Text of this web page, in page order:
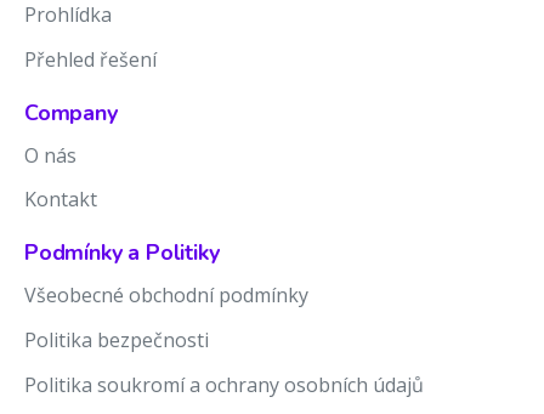
Prohlídka
Přehled řešení
Company
O nás
Kontakt
Podmínky a Politiky
Všeobecné obchodní podmínky
Politika bezpečnosti
Politika soukromí a ochrany osobních údajů